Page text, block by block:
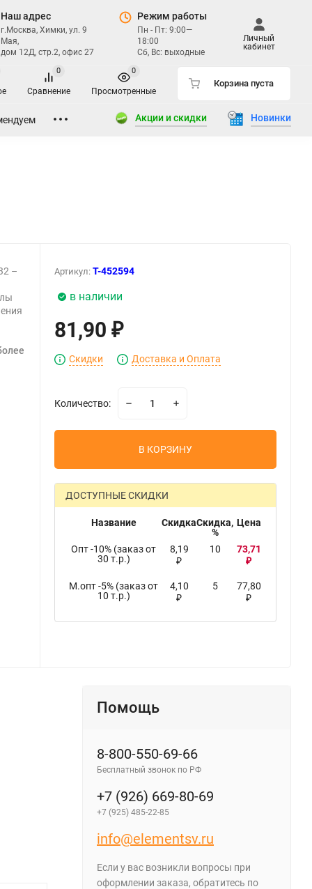
Наш адрес
г.Москва, Химки, ул. 9
Мая,
дом 12Д, стр.2, офис 27
Режим работы
Пн - Пт: 9:00—
18:00
Сб, Вс: выходные
Личный
кабинет
Сравнение
0
Просмотренные
0
Корзина пуста
Акции и скидки Новинки
–
Артикул:T-452594
в наличии
81,90₽
Скидки Доставка и Оплата
Количество:
В КОРЗИНУ
ДОСТУПНЫЕ СКИДКИ
Название СкидкаСкидка,
%
Цена
Опт -10% (заказ от
30 т.р.)
8,19
₽
10 73,71
₽
М.опт -5% (заказ от
10 т.р.)
4,10
₽
5 77,80
₽
Помощь
8-800-550-69-66
Бесплатный звонок по РФ
+7 (926) 669-80-69
+7 (925) 485-22-85
info@elementsv.ru
Если у вас возникли вопросы при
оформлении заказа, обратитесь по